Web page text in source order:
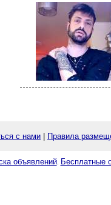
с нами Правила
объявлений. Бесплатные